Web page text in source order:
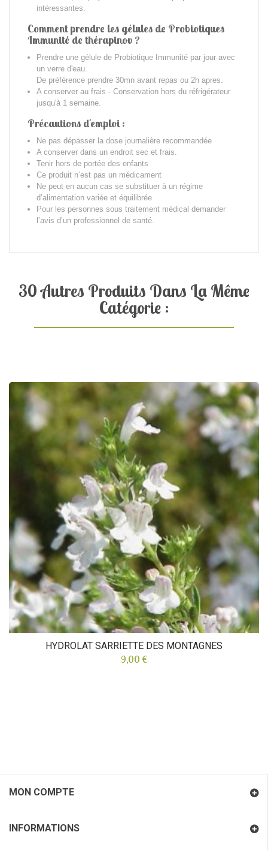
intéressantes.
Comment prendre les gélules de Probiotiques
Immunité de thérapinov ?
Prendre une gélule de Probiotique Immunité par jour avec
un verre d'eau.
De préférence prendre 30mn avant repas ou 2h apres.
A conserver au frais - Conservation hors du réfrigérateur
jusqu'à 1 semaine.
Précautions d'emploi :
Ne pas dépasser la dose journalière recommandée
A conserver dans un endroit sec et frais.
Tenir hors de portée des enfants
Ce produit n’est pas un médicament
Ne peut en aucun cas se substituer à un régime
d’alimentation variée et équilibrée
Pour les personnes sous traitement médical demander
l’avis d’un professionnel de santé.
30 Autres Produits Dans La Même
Catégorie :
HYDROLAT SARRIETTE DES MONTAGNES
9,00 €
MON COMPTE
INFORMATIONS